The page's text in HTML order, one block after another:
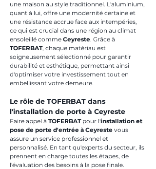
une maison au style traditionnel. L'aluminium,
quant à lui, offre une modernité certaine et
une résistance accrue face aux intempéries,
ce qui est crucial dans une région au climat
ensoleillé comme Ceyreste. Grâce à
TOFERBAT, chaque matériau est
soigneusement sélectionné pour garantir
durabilité et esthétique, permettant ainsi
d'optimiser votre investissement tout en
embellissant votre demeure.
Le rôle de TOFERBAT dans
l'installation de porte à Ceyreste
Faire appel à TOFERBAT pour l'installation et
pose de porte d'entrée à Ceyreste vous
assure un service professionnel et
personnalisé. En tant qu'experts du secteur, ils
prennent en charge toutes les étapes, de
l'évaluation des besoins à la pose finale.